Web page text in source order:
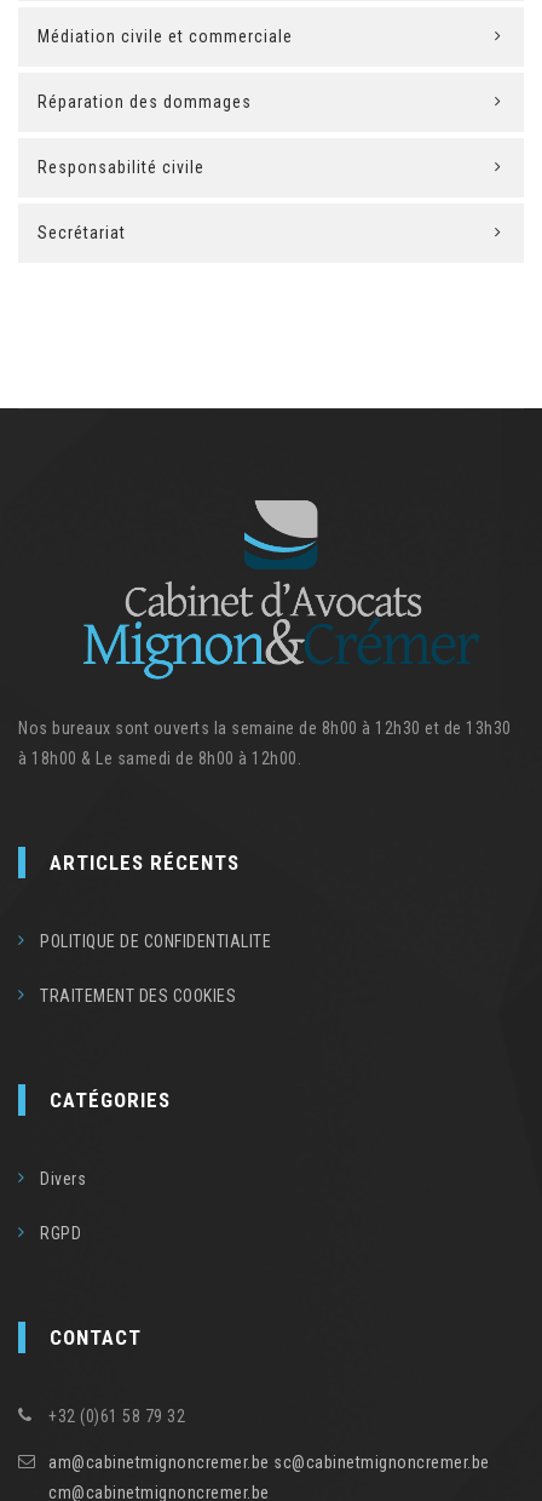
Médiation civile et commerciale
Réparation des dommages
Responsabilité civile
Secrétariat
Nos bureaux sont ouverts la semaine de 8h00 à 12h30 et de 13h30
à 18h00 & Le samedi de 8h00 à 12h00.
ARTICLES RÉCENTS
POLITIQUE DE CONFIDENTIALITE
TRAITEMENT DES COOKIES
CATÉGORIES
Divers
RGPD
CONTACT
+32 (0)61 58 79 32
am@cabinetmignoncremer.be sc@cabinetmignoncremer.be
cm@cabinetmignoncremer.be